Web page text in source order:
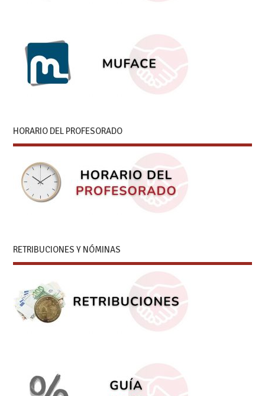
HORARIO DEL PROFESORADO
RETRIBUCIONES Y NÓMINAS